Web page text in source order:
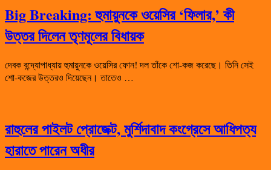
Big Breaking: হুমায়ুনকে ওয়েসির ‘ফিলার,’ কী
উত্তর দিলেন তৃণমূলের বিধায়ক
দেবক বন্দ্যোপাধ্যায় হুমায়ুনকে ওয়েসির ফোন! দল তাঁকে শো-কজ করেছে। তিনি সেই
শো-কজের উত্তরও দিয়েছেন। তাতেও …
রাহুলের পাইলট প্রোজেক্ট, মুর্শিদাবাদ কংগ্রেসে আধিপত্য
হারাতে পারেন অধীর